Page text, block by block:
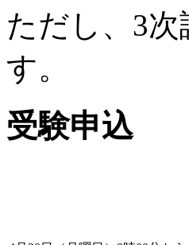
ただし、3
す。
受験申込